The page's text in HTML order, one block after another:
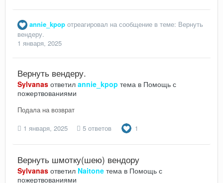
annie_kpop отреагировал на сообщение в теме: Вернуть
вендеру.
1 января, 2025
Вернуть вендеру.
Sylvanas ответил annie_kpop тема в Помощь с
пожертвованиями
Подала на возврат
1 января, 2025
5 ответов 1
Вернуть шмотку(шею) вендору
Sylvanas ответил Naitone тема в Помощь с
пожертвованиями